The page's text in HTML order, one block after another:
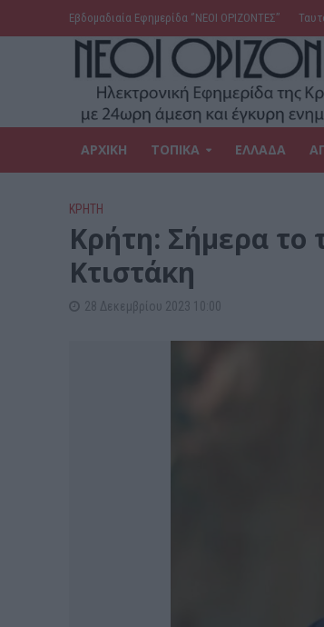
Εβδομαδιαία Εφημερίδα ‘’ΝΕΟΙ ΟΡΙΖΟΝΤΕΣ’’
ΑΡΧΙΚΗ ΤΟΠΙΚΑ ΕΛΛΑΔΑ
ΚΡΗΤΗ
Κρήτη: Σήμερα το
Κτιστάκη
28 Δεκεμβρίου 2023 10:00